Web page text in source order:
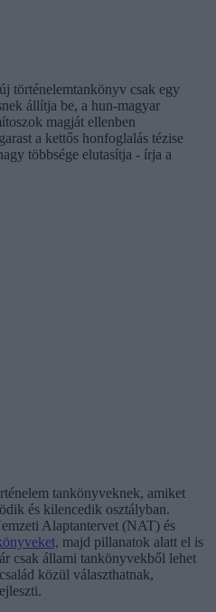
történelemtankönyv csak egy
állítja be, a hun-magyar
magját ellenben
a kettős honfoglalás tézise
többsége elutasítja - írja a
tankönyveknek, amiket
és kilencedik osztályban.
Alaptantervet (NAT) és
majd pillanatok alatt el is
csak állami tankönyvekből lehet
közül választhatnak,